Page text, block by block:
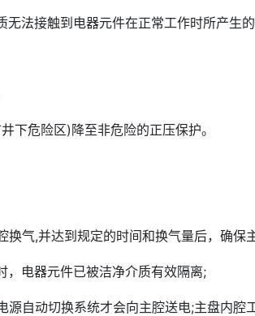
法接触到电器元件在正常工作时所产生
下危险区)降至非危险的正压保护。
气,并达到规定的时间和换气量后，确保
，电器元件已被洁净介质有效隔离;
自动切换系统才会向主腔送电;主盘内腔